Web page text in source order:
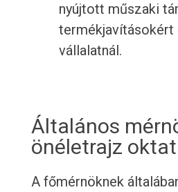
nyújtott műszaki
termékjavításokért
vállalatnál.
Általános
önéletrajz
A főmérnöknek